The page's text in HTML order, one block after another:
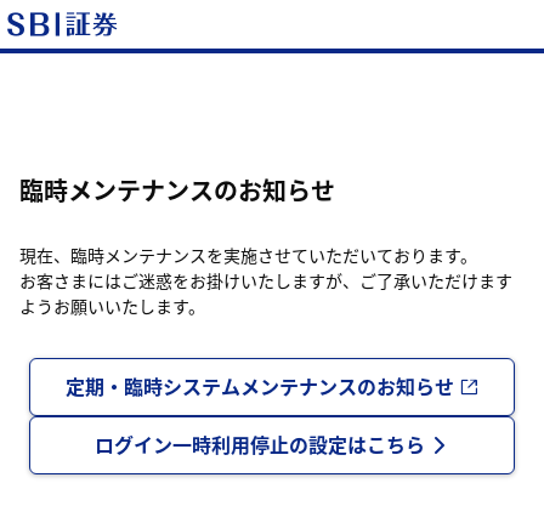
臨時メンテナンスのお知らせ
現在、臨時メンテナンスを実施させていただいております。
お客さまにはご迷惑をお掛けいたしますが、ご了承いただけます
ようお願いいたします。
定期・臨時システムメンテナンスのお知らせ
ログイン一時利用停止の設定はこちら